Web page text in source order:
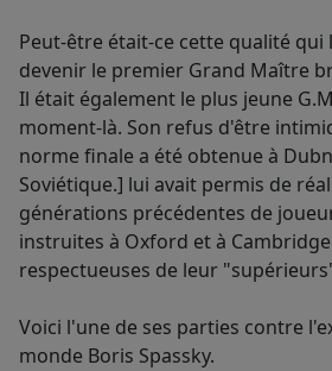
Peut-être était-ce cette qualité qui
devenir le premier Grand Maître
Il était également le plus jeune
moment-là. Son refus d'être
norme finale a été obtenue à
Soviétique.] lui avait permis de
générations précédentes de
instruites à Oxford et à
respectueuses de leur
Voici l'une de ses parties contre
monde Boris Spassky.